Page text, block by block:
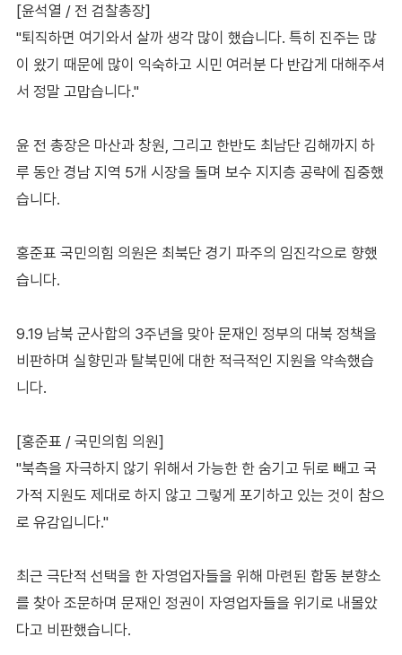
[윤석열 / 전 검찰총장]
"퇴직하면 여기와서 살까 생각 많이 했습니다. 특히 진주는 많
이 왔기 때문에 많이 익숙하고 시민 여러분 다 반갑게 대해주셔
서 정말 고맙습니다."
윤 전 총장은 마산과 창원, 그리고 한반도 최남단 김해까지 하
루 동안 경남 지역 5개 시장을 돌며 보수 지지층 공략에 집중했
습니다.
홍준표 국민의힘 의원은 최북단 경기 파주의 임진각으로 향했
습니다.
9.19 남북 군사합의 3주년을 맞아 문재인 정부의 대북 정책을
비판하며 실향민과 탈북민에 대한 적극적인 지원을 약속했습
니다.
[홍준표 / 국민의힘 의원]
"북측을 자극하지 않기 위해서 가능한 한 숨기고 뒤로 빼고 국
가적 지원도 제대로 하지 않고 그렇게 포기하고 있는 것이 참으
로 유감입니다."
최근 극단적 선택을 한 자영업자들을 위해 마련된 합동 분향소
를 찾아 조문하며 문재인 정권이 자영업자들을 위기로 내몰았
다고 비판했습니다.